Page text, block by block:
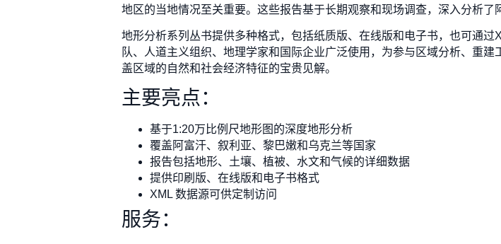
地区的当地情况至关重要。这些报告基于长期观察和现场调查，深入分析了
地形分析系列丛书提供多种格式，包括纸质版、在线版和电子书，也可通
队、人道主义组织、地理学家和国际企业广泛使用，为参与区域分析、重
盖区域的自然和社会经济特征的宝贵见解。
主要亮点：
基于1:20万比例尺地形图的深度地形分析
覆盖阿富汗、叙利亚、黎巴嫩和乌克兰等国家
报告包括地形、土壤、植被、水文和气候的详细数据
提供印刷版、在线版和电子书格式
XML 数据源可供定制访问
服务：